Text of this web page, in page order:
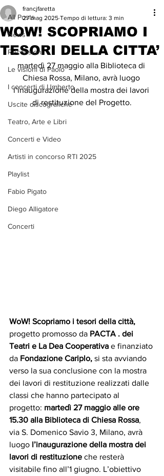
All Posts
News
Recensioni
Le visioni di Paolo
I concerti di Umberto
Uscite discografiche
Teatro, Arte e Libri
Concerti e Video
Artisti in concorso RTI 2025
Playlist
Fabio Pigato
Diego Alligatore
Concerti
WOW! SCOPRIAMO I
TESORI DELLA CITTA’
francjfaretta
27 mag 2025 Tempo di lettura: 3 min
martedì 27 maggio alla Biblioteca di
Chiesa Rossa, Milano, avrà luogo
l’inaugurazione della mostra dei lavori
di restituzione del Progetto.
WoW! Scopriamo i tesori della città,
progetto promosso da PACTA . dei
Teatri e La Dea Cooperativa e finanziato
da Fondazione Cariplo, si sta avviando
verso la sua conclusione con la mostra
dei lavori di restituzione realizzati dalle
classi che hanno partecipato al
progetto: martedì 27 maggio alle ore
15.30 alla Biblioteca di Chiesa Rossa,
via S. Domenico Savio 3, Milano, avrà
luogo l’inaugurazione della mostra dei
lavori di restituzione che resterà
visitabile fino all’1 giugno. L’obiettivo